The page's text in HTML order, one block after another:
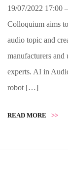
19/07/2022 17:00
Colloquium aims
audio topic and
manufacturers
experts. AI in
robot […]
READ MORE >>